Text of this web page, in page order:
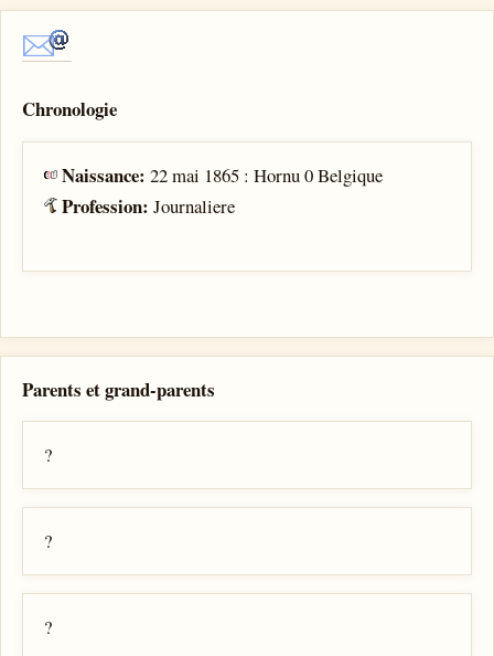
Chronologie
Naissance:22 mai 1865 : Hornu 0 Belgique
Profession:Journaliere
Parents et grand-parents
?
?
?